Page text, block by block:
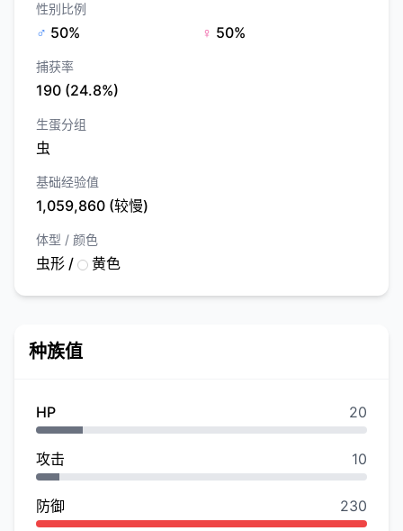
性别比例
♂ 50% ♀ 50%
捕获率
190 (24.8%)
生蛋分组
虫
基础经验值
1,059,860 (较慢)
体型 / 颜色
虫形 / 黄色
种族值
HP 20
攻击 10
防御 230